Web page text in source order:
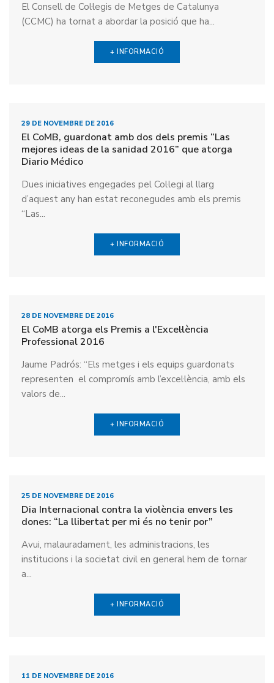
El Consell de Col·legis de Metges de Catalunya
(CCMC) ha tornat a abordar la posició que ha...
+ INFORMACIÓ
29 DE NOVEMBRE DE 2016
El CoMB, guardonat amb dos dels premis “Las
mejores ideas de la sanidad 2016” que atorga
Diario Médico
Dues iniciatives engegades pel Col·legi al llarg
d’aquest any han estat reconegudes amb els premis
“Las...
+ INFORMACIÓ
28 DE NOVEMBRE DE 2016
El CoMB atorga els Premis a l'Excel·lència
Professional 2016
Jaume Padrós: “Els metges i els equips guardonats
representen el compromís amb l’excel·lència, amb els
valors de...
+ INFORMACIÓ
25 DE NOVEMBRE DE 2016
Dia Internacional contra la violència envers les
dones: “La llibertat per mi és no tenir por”
Avui, malauradament, les administracions, les
institucions i la societat civil en general hem de tornar
a...
+ INFORMACIÓ
11 DE NOVEMBRE DE 2016